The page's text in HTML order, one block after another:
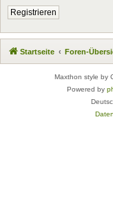
Registrieren
Startseite Foren-
Maxthon style by
Powered by